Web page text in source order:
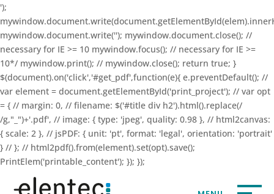
');
mywindow.document.write(''); mywindow.document.close(); //
necessary for IE >= 10 mywindow.focus(); // necessary for IE >=
10*/ mywindow.print(); // mywindow.close(); return true; }
$(document).on('click','#get_pdf',function(e){ e.preventDefault(); //
var element = document.getElementById('print_project'); // var opt
= { // margin: 0, // filename: $('#title div h2').html().replace(/
/g,"_")+'.pdf', // image: { type: 'jpeg', quality: 0.98 }, // html2canvas:
{ scale: 2 }, // jsPDF: { unit: 'pt', format: 'legal', orientation: 'portrait'
} // }; // html2pdf().from(element).set(opt).save();
PrintElem('printable_content'); }); });